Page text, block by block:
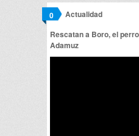
Actualidad
0
Rescatan a Boro, el
Adamuz